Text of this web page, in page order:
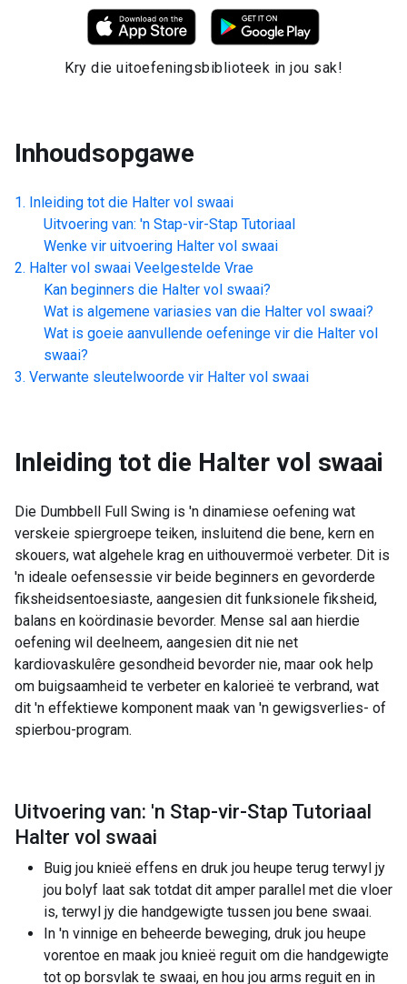
Kry die uitoefeningsbiblioteek in jou sak!
Inhoudsopgawe
Inleiding tot die Halter vol swaai
Uitvoering van: 'n Stap-vir-Stap Tutoriaal
Wenke vir uitvoering Halter vol swaai
Halter vol swaai Veelgestelde Vrae
Kan beginners die Halter vol swaai?
Wat is algemene variasies van die Halter vol swaai?
Wat is goeie aanvullende oefeninge vir die Halter vol
swaai?
Verwante sleutelwoorde vir Halter vol swaai
Inleiding tot die Halter vol swaai
Die Dumbbell Full Swing is 'n dinamiese oefening wat
verskeie spiergroepe teiken, insluitend die bene, kern en
skouers, wat algehele krag en uithouvermoë verbeter. Dit is
'n ideale oefensessie vir beide beginners en gevorderde
fiksheidsentoesiaste, aangesien dit funksionele fiksheid,
balans en koördinasie bevorder. Mense sal aan hierdie
oefening wil deelneem, aangesien dit nie net
kardiovaskulêre gesondheid bevorder nie, maar ook help
om buigsaamheid te verbeter en kalorieë te verbrand, wat
dit 'n effektiewe komponent maak van 'n gewigsverlies- of
spierbou-program.
Uitvoering van: 'n Stap-vir-Stap Tutoriaal
Halter vol swaai
Buig jou knieë effens en druk jou heupe terug terwyl jy
jou bolyf laat sak totdat dit amper parallel met die vloer
is, terwyl jy die handgewigte tussen jou bene swaai.
In 'n vinnige en beheerde beweging, druk jou heupe
vorentoe en maak jou knieë reguit om die handgewigte
tot op borsvlak te swaai, en hou jou arms reguit en in